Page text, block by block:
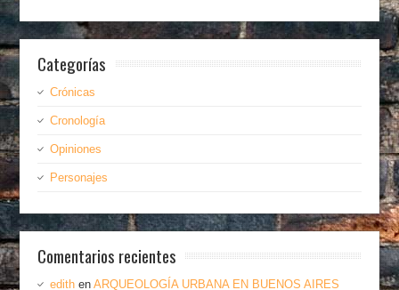
Categorías
Crónicas
Cronología
Opiniones
Personajes
Comentarios recientes
edith enARQUEOLOGÍA URBANA EN BUENOS AIRES